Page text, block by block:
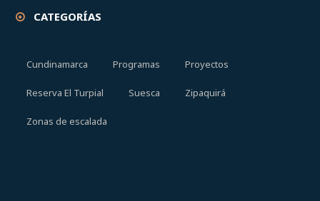
CATEGORÍAS
Cundinamarca Programas Proyectos
Reserva El Turpial Suesca Zipaquirá
Zonas de escalada